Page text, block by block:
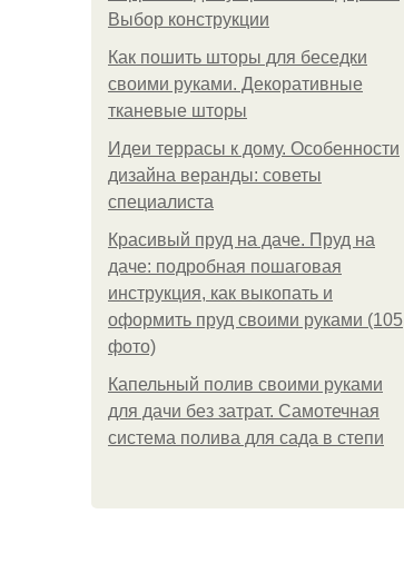
Выбор конструкции
Как пошить шторы для беседки
своими руками. Декоративные
тканевые шторы
Идеи террасы к дому. Особенности
дизайна веранды: советы
специалиста
Красивый пруд на даче. Пруд на
даче: подробная пошаговая
инструкция, как выкопать и
оформить пруд своими руками (105
фото)
Капельный полив своими руками
для дачи без затрат. Самотечная
система полива для сада в степи